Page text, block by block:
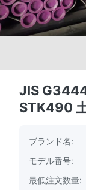
JIS
STK490
ブランド名:
モデル番号:
最低注文数量: